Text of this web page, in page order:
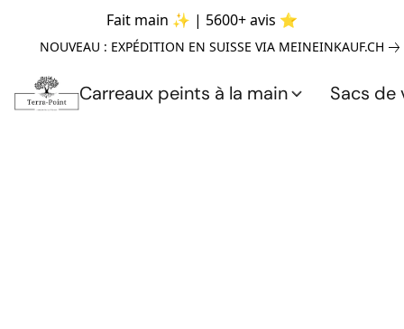
Fait main ✨ | 5600+ avis ⭐
NOUVEAU : EXPÉDITION EN SUISSE VIA MEINEINKAUF.CH
Carreaux peints à la main Sacs